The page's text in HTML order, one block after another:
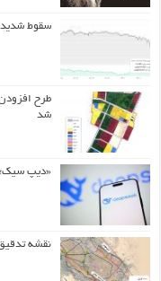
سقوط شدید بیت کوین ؛
طرح
شد
«دیپ
نقشه